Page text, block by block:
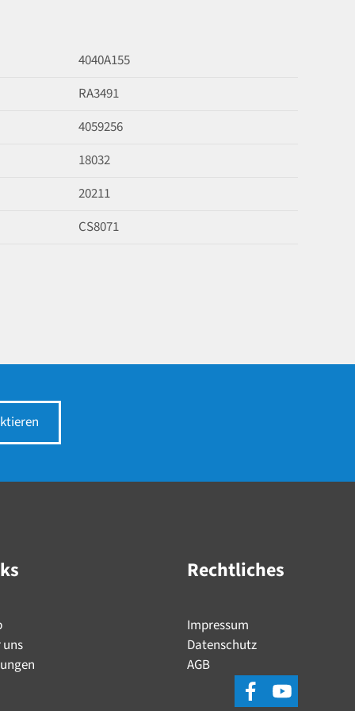
4040A155
RA3491
4059256
18032
20211
CS8071
uns
Rechtliches
Impressum
Datenschutz
AGB